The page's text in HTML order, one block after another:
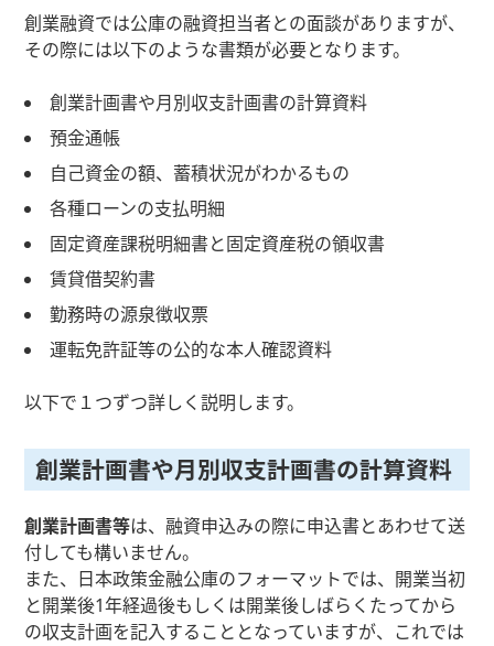
創業融資では公庫の融資担当者との面談がありますが、
その際には以下のような書類が必要となります。
創業計画書や月別収支計画書の計算資料
預金通帳
自己資金の額、蓄積状況がわかるもの
各種ローンの支払明細
固定資産課税明細書と固定資産税の領収書
賃貸借契約書
勤務時の源泉徴収票
運転免許証等の公的な本人確認資料
以下で１つずつ詳しく説明します。
創業計画書や月別収支計画書の計算資料
創業計画書等は、融資申込みの際に申込書とあわせて送
付しても構いません。
また、日本政策金融公庫のフォーマットでは、開業当初
と開業後1年経過後もしくは開業後しばらくたってから
の収支計画を記入することとなっていますが、これでは